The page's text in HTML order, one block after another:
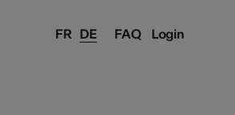
FAQ Login
FR DE